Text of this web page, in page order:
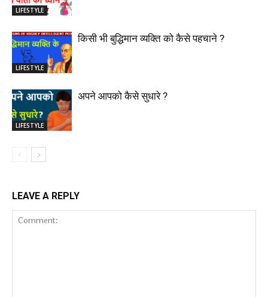
LIFESTYLE
LIFESTYLE
किसी भी बुद्धिमान व्यक्ति को कैसे पहचाने ?
LIFESTYLE
अपने आपको कैसे सुधारे ?
LEAVE A REPLY